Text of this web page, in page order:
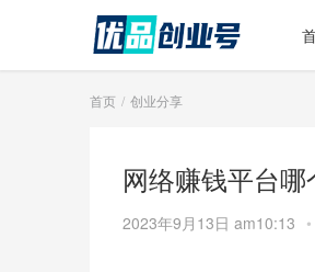
首页 创业分享
网络赚钱平台
2023年9月13日 am10:13 •